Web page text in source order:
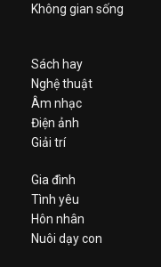
Không gian sống
Sách hay
Nghệ thuật
Âm nhạc
Điện ảnh
Giải trí
Gia đình
Tình yêu
Hôn nhân
Nuôi dạy con